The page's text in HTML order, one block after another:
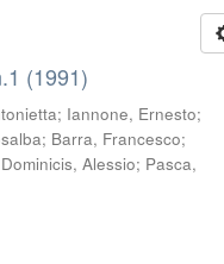
(1991)
; Iannone, Ernesto;
; Barra, Francesco;
Alessio; Pasca,